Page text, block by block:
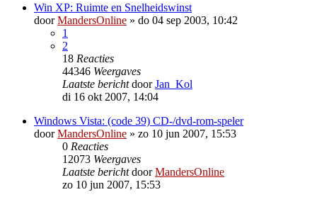
Win XP: Ruimte en Snelheidswinst
doorMandersOnline » do 04 sep 2003, 10:42
1
2
18 Reacties
44346 Weergaves
Laatste berichtdoorJan_Kol
di 16 okt 2007, 14:04
Windows Vista: (code 39) CD-/dvd-rom-speler
doorMandersOnline » zo 10 jun 2007, 15:53
0 Reacties
12073 Weergaves
Laatste berichtdoorMandersOnline
zo 10 jun 2007, 15:53